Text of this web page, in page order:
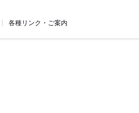
各種リンク・ご案内